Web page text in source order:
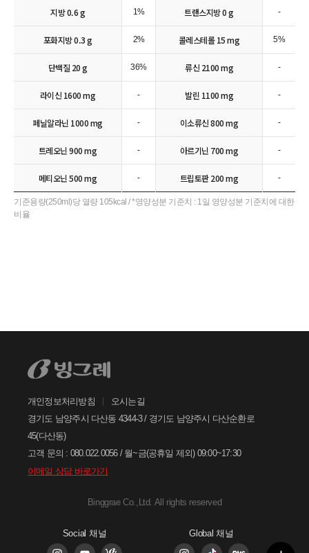
빙그레에서 자주 묻는 질문을 준비했습니다.
원하시는 카테고리 선택시, 해당 페이지로
연결됩니다.
해외(수출,수입)
겠습니다.
1:1 문의하기
지방 0.6 g 1% 트랜스지방 0 g -
포화지방 0.3 g 2% 콜레스테롤 15 mg 5%
단백질 20 g 36% 류신 2100 mg -
라이신 1600 mg - 발린 1100 mg -
페닐알라닌 1000 mg - 이소류신 800 mg -
트레오닌 900 mg - 아르기닌 700 mg -
메티오닌 500 mg - 트립토판 200 mg -
기준용량(250ml)당 열량 105kcal / *영양성분 기준치 : 1일 영양성분 기준치에 대한
비율
개인정보처리방침
오시는길
경기도 남양주시 다산동 4344-3 / 경기도 남양주시 다산순환로
45(다산동)
고객 문의 : 080.022.0056 / 월~금(공휴일 제외) 09:00~17:30
이메일 상담 바로가기
Binggrae Co.,Ltd. All rights reserved
Social 채널 Global 채널